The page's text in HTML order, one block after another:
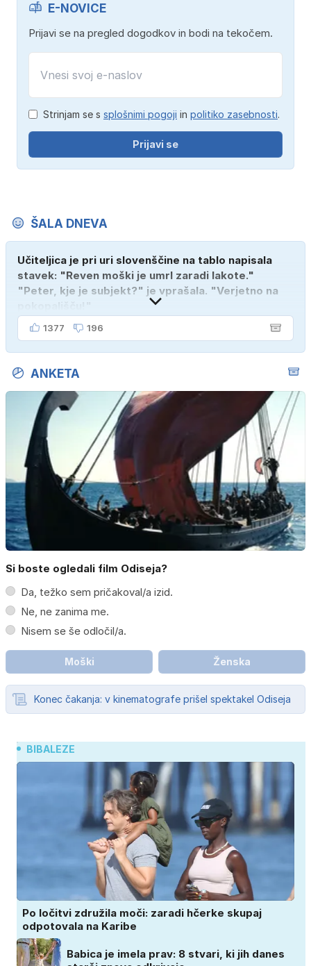
E-NOVICE
Prijavi se na pregled dogodkov in bodi na tekočem.
Strinjam se s splošnimi pogoji in politiko zasebnosti.
Prijavi se
ŠALA DNEVA
Učiteljica je pri uri slovenščine na tablo napisala
stavek: "Reven moški je umrl zaradi lakote."
"Peter, kje je subjekt?" je vprašala. "Verjetno na
1377 196
ANKETA
Si boste ogledali film Odiseja?
Da, težko sem pričakoval/a izid.
Ne, ne zanima me.
Nisem se še odločil/a.
Moški Ženska
Konec čakanja: v kinematografe prišel spektakel Odiseja
BIBALEZE
Po ločitvi združila moči: zaradi hčerke skupaj
odpotovala na Karibe
Babica je imela prav: 8 stvari, ki jih danes